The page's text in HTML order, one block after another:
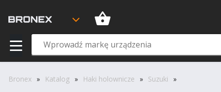
Bronex » Katalog » Haki holownicze » Suzuki
»